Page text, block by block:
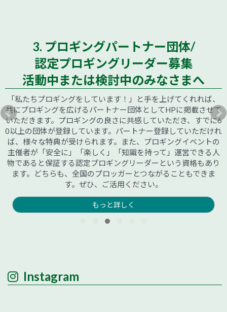
3. プロギングパートナー団体/
認定プロギングリーダー募集
活動中または検討中のみなさまへ
「私たちプロギングをしています！」と手を上げてくれれば、
共にプロギングを広げるパートナー団体としてHPに掲載させて
いただきます。プロギングの良さに共感していただき、すでに6
0以上の団体が登録しています。パートナー登録していただけれ
ば、様々な特典が受けられます。また、プロギングイベントの
主催者が「安全に」「楽しく」「知識を持って」運営できる人
物であると保証する認定プロギングリーダーという資格もあり
ます。どちらも、全国のプロッガーとつながることもできま
す。ぜひ、ご活用ください。
もっと詳しく
Instagram